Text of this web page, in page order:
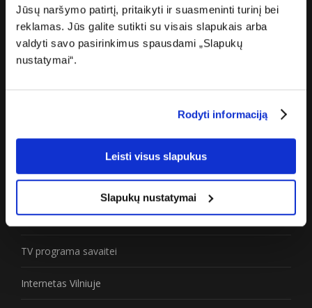
Jūsų naršymo patirtį, pritaikyti ir suasmeninti turinį bei
reklamas. Jūs galite sutikti su visais slapukais arba
valdyti savo pasirinkimus spausdami „Slapukų
nustatymai“.
Rodyti informaciją
Leisti visus slapukus
Slapukų nustatymai
Karjera
Žiniasklaidai
Prieinamumo paraiška
Greičio matuoklė
TV programa savaitei
Internetas Vilniuje